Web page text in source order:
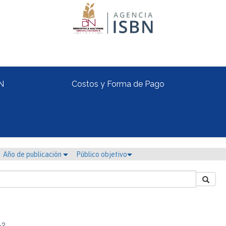
Costos y Forma de Pago
Año de publicación Público objetivo